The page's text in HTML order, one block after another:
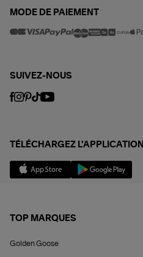
MODE DE PAIEMENT
SUIVEZ-NOUS
TÉLÉCHARGEZ L'APPLICATION
TOP MARQUES
Golden Goose